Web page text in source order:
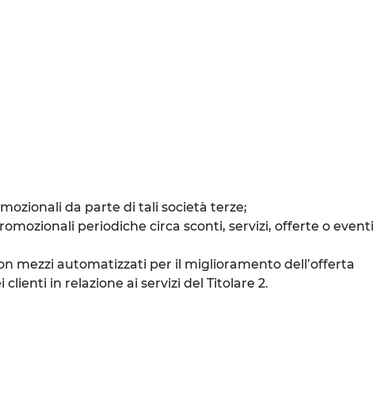
da parte di tali società terze;
periodiche circa sconti, servizi, offerte o eventi
mezzi automatizzati per il miglioramento dell’offerta
in relazione ai servizi del Titolare 2.